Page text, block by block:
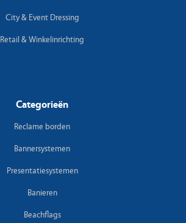
City & Event Dressing
Retail & Winkelinrichting
Categorieën
Reclame borden
Bannersystemen
Presentatiesystemen
Banieren
Beachflags